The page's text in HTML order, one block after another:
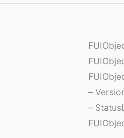
–
–